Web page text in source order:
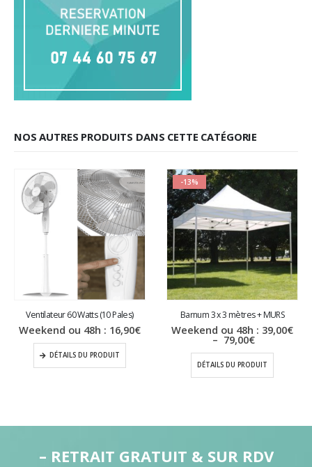
NOS AUTRES PRODUITS DANS CETTE CATÉGORIE
Ventilateur 60 Watts (10 Pales)
Weekend ou 48h : 16,90€
DÉTAILS DU PRODUIT
-13%
Barnum 3 x 3 mètres + MURS
Weekend ou 48h : 39,00€
– 79,00€Plage
prix :
39,00€
à
DÉTAILS DU PRODUIT
– RETRAIT GRATUIT & SUR RDV